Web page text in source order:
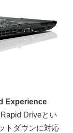
Experience
Driveとい
トダウンに対応